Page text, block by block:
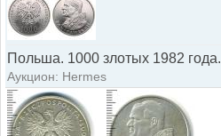
Польша. 1000 злотых 1982 года.
Аукцион: Hermes